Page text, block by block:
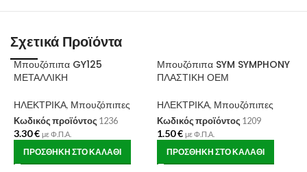
Σχετικά Προϊόντα
Μπουζόπιπα GY125
ΜΕΤΑΛΛΙΚΗ
ΗΛΕΚΤΡΙΚΑ, Μπουζόπιπες
Κωδικός προϊόντος 1236
3.30€ με Φ.Π.Α.
ΠΡΟΣΘΉΚΗ ΣΤΟ ΚΑΛΆΘΙ
Μπουζόπιπα SYM SYMPHONY
ΠΛΑΣΤΙΚΗ ΟΕΜ
ΗΛΕΚΤΡΙΚΑ, Μπουζόπιπες
Κωδικός προϊόντος 1209
1.50€ με Φ.Π.Α.
ΠΡΟΣΘΉΚΗ ΣΤΟ ΚΑΛΆΘΙ